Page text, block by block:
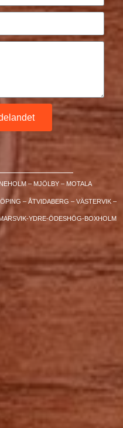
– MJÖLBY – MOTALA
– ÅTVIDABERG – VÄSTERVIK –
YDRE-ÖDESHÖG-BOXHOLM